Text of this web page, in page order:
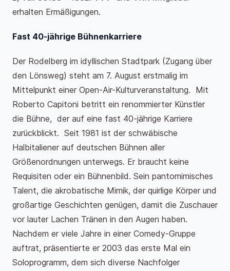
erhalten Ermäßigungen.
Fast 40-jährige Bühnenkarriere
Der Rodelberg im idyllischen Stadtpark (Zugang über
den Lönsweg) steht am 7. August erstmalig im
Mittelpunkt einer Open-Air-Kulturveranstaltung. Mit
Roberto Capitoni betritt ein renommierter Künstler
die Bühne, der auf eine fast 40-jährige Karriere
zurückblickt. Seit 1981 ist der schwäbische
Halbitaliener auf deutschen Bühnen aller
Größenordnungen unterwegs. Er braucht keine
Requisiten oder ein Bühnenbild. Sein pantomimisches
Talent, die akrobatische Mimik, der quirlige Körper und
großartige Geschichten genügen, damit die Zuschauer
vor lauter Lachen Tränen in den Augen haben.
Nachdem er viele Jahre in einer Comedy-Gruppe
auftrat, präsentierte er 2003 das erste Mal ein
Soloprogramm, dem sich diverse Nachfolger